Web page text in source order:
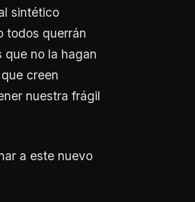
sintético
todos querrán
que no la hagan
creen
nuestra frágil
a este nuevo